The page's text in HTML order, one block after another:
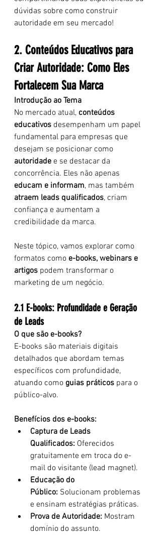
dúvidas sobre como construir
autoridade em seu mercado!
2. Conteúdos Educativos para
Criar Autoridade: Como Eles
Fortalecem Sua Marca
Introdução ao Tema
No mercado atual, conteúdos
educativos desempenham um papel
fundamental para empresas que
desejam se posicionar como
autoridade e se destacar da
concorrência. Eles não apenas
educam e informam, mas também
atraem leads qualificados, criam
confiança e aumentam a
credibilidade da marca.
Neste tópico, vamos explorar como
formatos como e-books, webinars e
artigos podem transformar o
marketing de um negócio.
2.1 E-books: Profundidade e Geração
de Leads
O que são e-books?
E-books são materiais digitais
detalhados que abordam temas
específicos com profundidade,
atuando como guias práticos para o
público-alvo.
Benefícios dos e-books:
Captura de Leads
Qualificados: Oferecidos
gratuitamente em troca do e-
mail do visitante (lead magnet).
Educação do
Público: Solucionam problemas
e ensinam estratégias práticas.
Prova de Autoridade: Mostram
domínio do assunto.